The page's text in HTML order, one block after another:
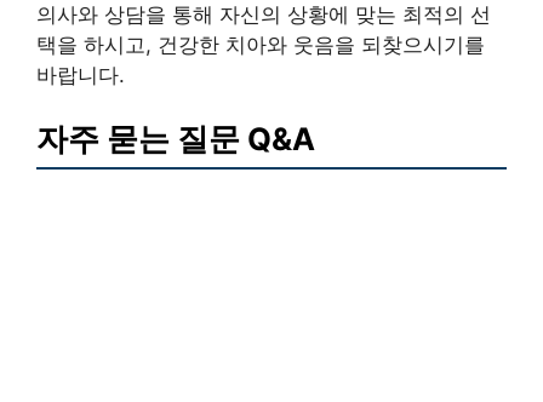
의사와 상담을 통해 자신의 상황에 맞는 최적의 선
택을 하시고, 건강한 치아와 웃음을 되찾으시기를
바랍니다.
자주 묻는 질문 Q&A